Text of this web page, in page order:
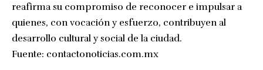
reafirma su compromiso de reconocer e impulsar a
quienes, con vocación y esfuerzo, contribuyen al
desarrollo cultural y social de la ciudad.
Fuente: contactonoticias.com.mx